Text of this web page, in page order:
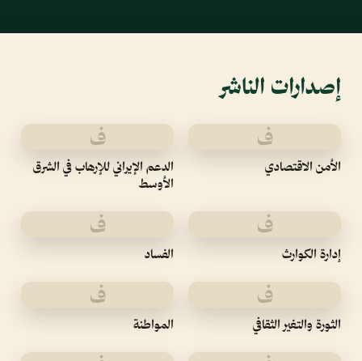
إصدارات الناشر
ف
الأمن الاقتصادي
ف
الدعم الإيراني للإرهاب في الشرق
الأوسط
ف
إدارة الكوارث
ف
الفساد
ف
الثورة والتغير الثقافي
ف
المواطنة